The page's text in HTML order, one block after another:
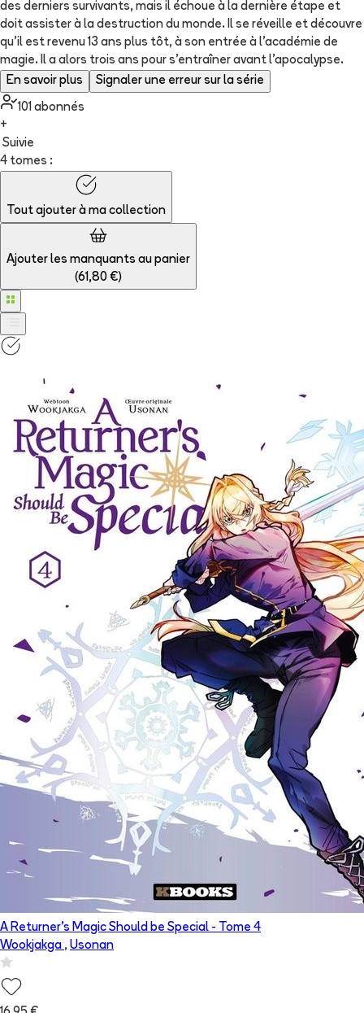
des derniers survivants, mais il échoue à la dernière étape et
doit assister à la destruction du monde. Il se réveille et découvre
qu'il est revenu 13 ans plus tôt, à son entrée à l'académie de
magie. Il a alors trois ans pour s'entraîner avant l'apocalypse.
En savoir plus
Signaler une erreur sur la série
101 abonnés
+
Suivie
4 tomes :
Tout ajouter à ma collection
Ajouter les manquants au panier
(61,80 €)
A Returner's Magic Should be Special - Tome 4
Wookjakga , Usonan